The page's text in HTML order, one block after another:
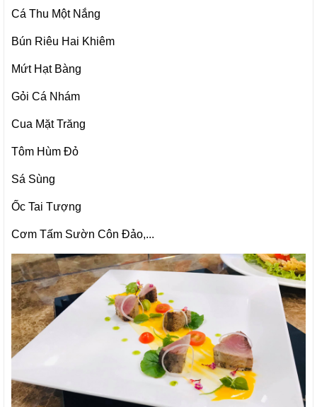
Cá Thu Một Nắng
Bún Riêu Hai Khiêm
Mứt Hạt Bàng
Gỏi Cá Nhám
Cua Mặt Trăng
Tôm Hùm Đỏ
Sá Sùng
Ốc Tai Tượng
Cơm Tấm Sườn Côn Đảo,...